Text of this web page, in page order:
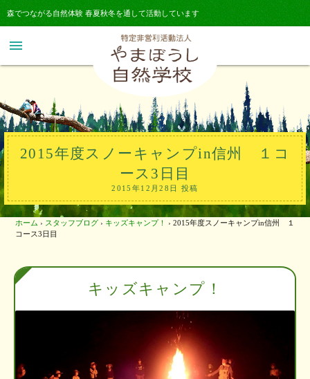
森でつながる自然体験 春夏秋冬を通して活動しています
menu
2015年度スノーキャンプin信州 １コ
ース3日目
2015年12月28日 投稿
ホーム › スタッフブログ › キッズキャンプ！ › 2015年度スノーキャンプin信州 １
コース3日目
キッズキャンプ！